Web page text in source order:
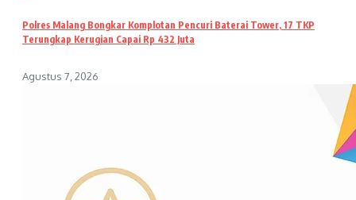
Polres Malang Bongkar Komplotan Pencuri Baterai Tower, 17 TKP
Terungkap Kerugian Capai Rp 432 Juta
Agustus 7, 2026